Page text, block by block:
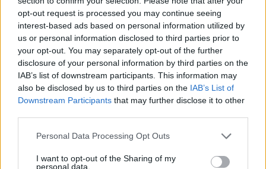
opt-out request is processed you may continue seeing
interest-based ads based on personal information utilized by
us or personal information disclosed to third parties prior to
your opt-out. You may separately opt-out of the further
disclosure of your personal information by third parties on the
IAB’s list of downstream participants. This information may
also be disclosed by us to third parties on the IAB’s List of
Downstream Participants that may further disclose it to other
Please note that this website/app uses one or more Google
not limited to your visit or usage behaviour. You may click to
Personal Data Processing Opt Outs
I want to opt-out of the Sharing of my
personal data.
középfül-gyulladásban
• 2017. november 02.
Nagyon érdekes dolgot olvastam az Otolaryngology
- Head and Neck Surgery-ben: az
immunrendszerünk úgy is védekezik a kórokozók
ellen akut középfül-gyulladásban, hogy úgynevezett
neutrophil extracellular trap-ekbe (NET), csapdákba
próbálja zárni a baktériumokat, hogy az
immunrendszer könnyebben…